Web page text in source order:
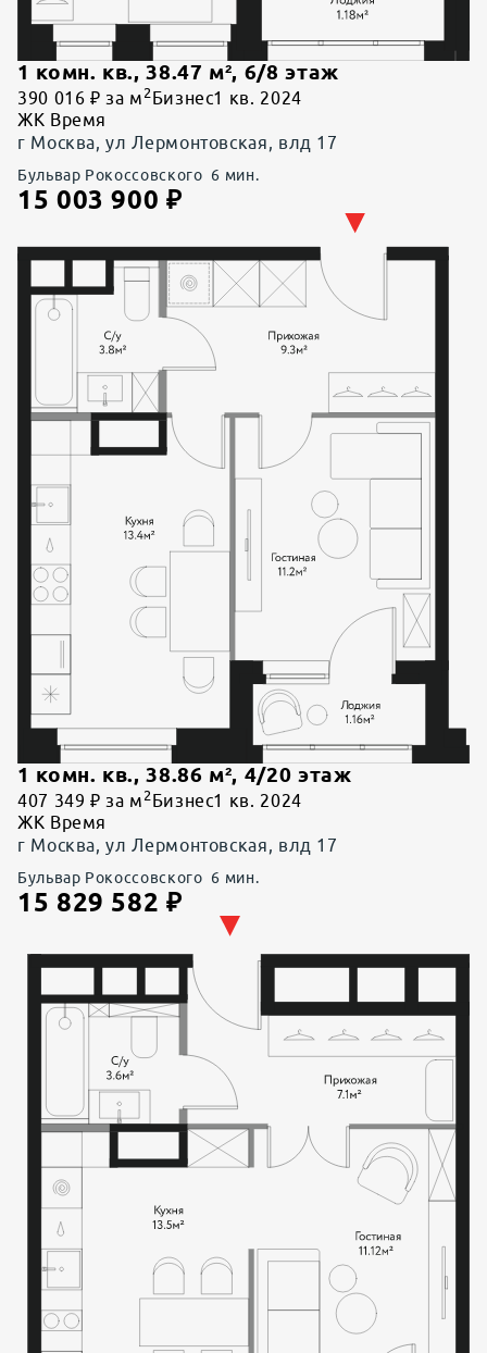
1 комн. кв., 38.47 м², 6/8 этаж
390 016 ₽ за м 2 Бизнес1 кв. 2024
ЖК Время
г Москва, ул Лермонтовская, влд 17
Бульвар Рокоссовского 6 мин.
15 003 900 ₽
1 комн. кв., 38.86 м², 4/20 этаж
407 349 ₽ за м 2 Бизнес1 кв. 2024
ЖК Время
г Москва, ул Лермонтовская, влд 17
Бульвар Рокоссовского 6 мин.
15 829 582 ₽